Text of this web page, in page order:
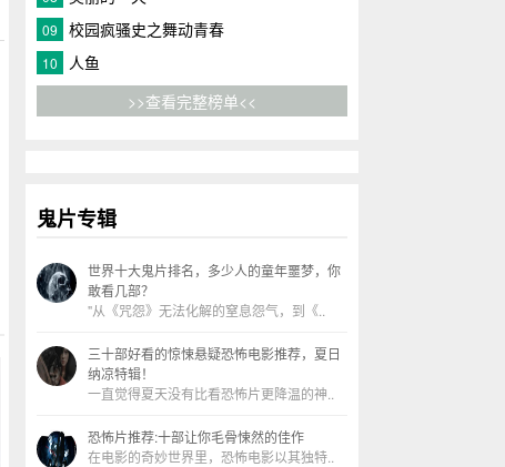
09 校园疯骚史之舞动青春
10
人鱼
>>查看完整榜单<<
鬼片专辑
世界十大鬼片排名，多少人的童年噩梦，你
敢看几部？
"从《咒怨》无法化解的窒息怨气，到《..
三十部好看的惊悚悬疑恐怖电影推荐，夏日
纳凉特辑！
一直觉得夏天没有比看恐怖片更降温的神..
恐怖片推荐:十部让你毛骨悚然的佳作
在电影的奇妙世界里，恐怖电影以其独特..